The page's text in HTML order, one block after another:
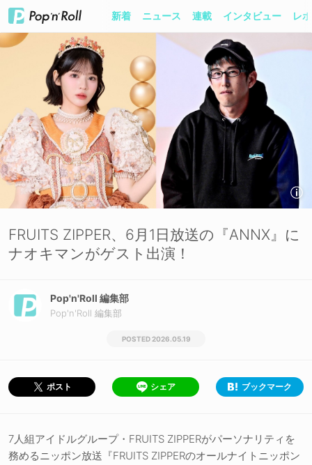
新着 ニュース 連載 インタビュー レ
FRUITS ZIPPER、6月1日放送の『ANNX』に
ナオキマンがゲスト出演！
Pop'n'Roll 編集部
Pop'n'Roll 編集部
2026.05.19
ポスト シェア ブックマーク
7人組アイドルグループ・FRUITS ZIPPERがパーソナリティを
務めるニッポン放送『FRUITS ZIPPERのオールナイトニッポン